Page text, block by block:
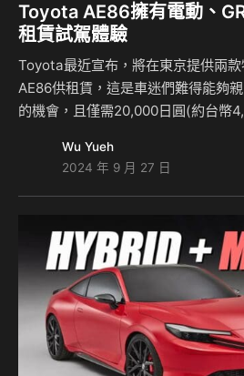
Toyota AE86擁有電動、
租賃試駕體驗
Toyota最近宣布，將在東京提供兩
AE86供租賃，這是車迷們難得能夠
的機會，且僅需20,000日圓(約台幣
及一款純電動的AE86，而且均配備
10月17日開始，持續至12月20日，
佳的體驗。 兩款提供租賃的特殊改
消了渦輪增壓系統，因此動力輸出被
公斤米，搭配五速手排變速箱，雖
Wu Yueh
2024 年 9 月 27 日